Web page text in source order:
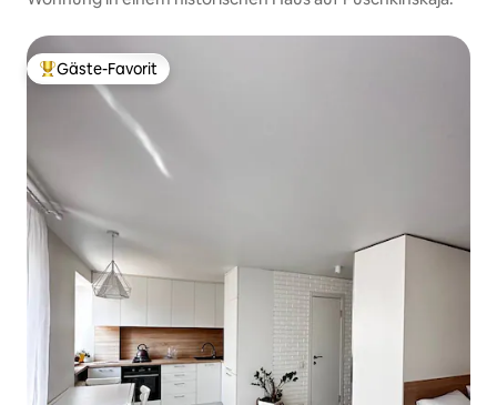
Beliebter Gäste-Favorit.
Gäste-Favorit